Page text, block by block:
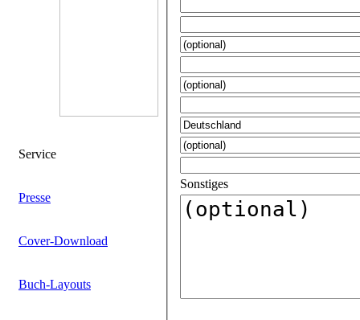
Service
Presse
Cover-Download
Buch-Layouts
Sonstiges